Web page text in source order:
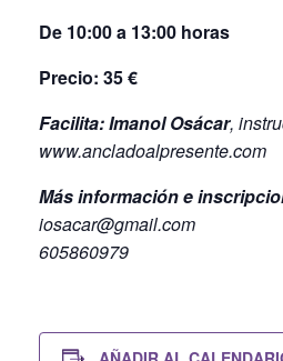
De 10:00 a 13:00 horas
Precio: 35 €
Facilita: Imanol Osácar,
www.ancladoalpresente.com
Más información e
iosacar@gmail.com
605860979